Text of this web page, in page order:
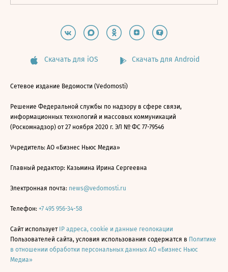
Скачать для iOS Скачать для Android
Сетевое издание Ведомости (Vedomosti)
Решение Федеральной службы по надзору в сфере связи,
информационных технологий и массовых коммуникаций
(Роскомнадзор) от 27 ноября 2020 г. ЭЛ № ФС 77-79546
Учредитель: АО «Бизнес Ньюс Медиа»
Главный редактор: Казьмина Ирина Сергеевна
Электронная почта: news@vedomosti.ru
Телефон: +7 495 956-34-58
Сайт использует IP адреса, cookie и данные геолокации
Пользователей сайта, условия использования содержатся в Политике
в отношении обработки персональных данных АО «Бизнес Ньюс
Медиа»